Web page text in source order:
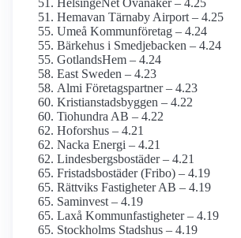
HelsingeNet Ovanåker – 4.25
Hemavan Tärnaby Airport – 4.25
Umeå Kommunföretag – 4.24
Bärkehus i Smedjebacken – 4.24
GotlandsHem – 4.24
East Sweden – 4.23
Almi Företagspartner – 4.23
Kristianstadsbyggen – 4.22
Tiohundra AB – 4.22
Hoforshus – 4.21
Nacka Energi – 4.21
Lindesbergsbostäder – 4.21
Fristadsbostäder (Fribo) – 4.19
Rättviks Fastigheter AB – 4.19
Saminvest – 4.19
Laxå Kommunfastigheter – 4.19
Stockholms Stadshus – 4.19